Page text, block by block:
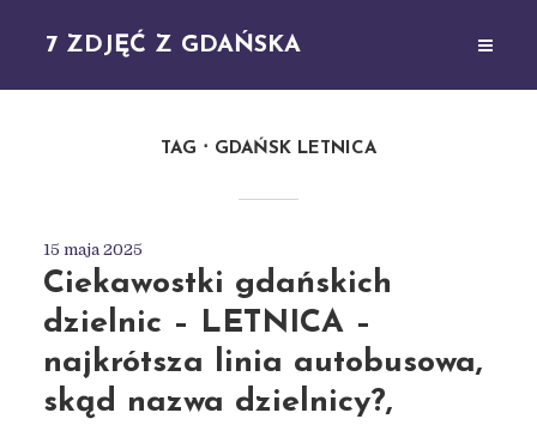
7 ZDJĘĆ Z GDAŃSKA
TAG GDAŃSK LETNICA
15 maja 2025
Ciekawostki gdańskich
dzielnic – LETNICA –
najkrótsza linia autobusowa,
skąd nazwa dzielnicy?,